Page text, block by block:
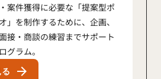
案件獲得に必要な「提案型ポ
」を制作するために、企画、
接・商談の練習までサポート
グラム。
arrow_forward